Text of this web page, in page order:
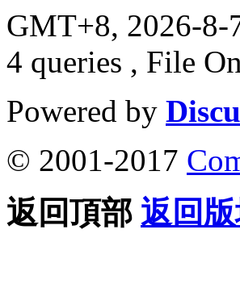
GMT+8, 2026-8-
4 queries , File
Powered by
© 2001-2017
返回頂部 返回